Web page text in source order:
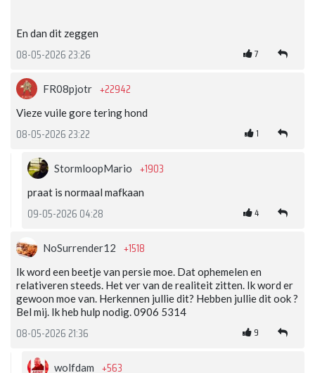
En dan dit zeggen
08-05-2026 23:26 7
FR08pjotr +22942
Vieze vuile gore tering hond
08-05-2026 23:22 1
StormloopMario +1903
praat is normaal mafkaan
09-05-2026 04:28 4
NoSurrender12 +1518
Ik word een beetje van persie moe. Dat ophemelen en
relativeren steeds. Het ver van de realiteit zitten. Ik word er
gewoon moe van. Herkennen jullie dit? Hebben jullie dit ook ?
Bel mij. Ik heb hulp nodig. 0906 5314
08-05-2026 21:36 9
wolfdam +563